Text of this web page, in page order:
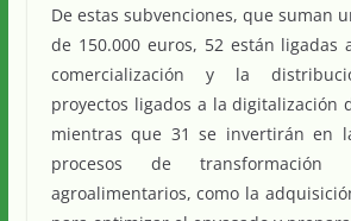
De estas subvenciones, que suman
de 150.000 euros, 52 están ligadas
comercialización y la
proyectos ligados a la digitalización
mientras que 31 se invertirán en
procesos de transformación
agroalimentarios, como la